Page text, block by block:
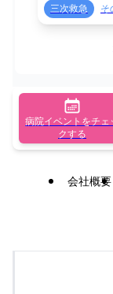
三次救急
そ
病院イベントをチェ
クする
会社概要